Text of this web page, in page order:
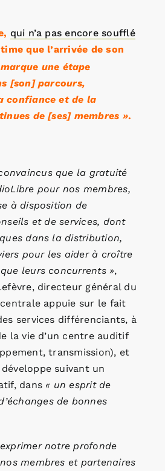
qui n’a pas encore soufflé
que l’arrivée de son
une étape
[son] parcours,
confiance et de la
de [ses] membres ».
que la gratuité
pour nos membres,
à disposition de
et de services, dont
dans la distribution,
pour les aider à croître
leurs concurrents »,
directeur général du
appuie sur le fait
services différenciants, à
la vie d’un centre auditif
transmission), et
suivant un
dans « un esprit de
de bonnes
notre profonde
membres et partenaires